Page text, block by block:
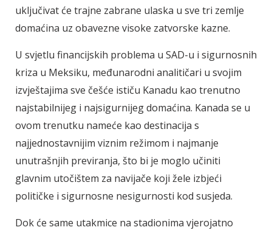
uključivat će trajne zabrane ulaska u sve tri zemlje
domaćina uz obavezne visoke zatvorske kazne.
U svjetlu financijskih problema u SAD-u i sigurnosnih
kriza u Meksiku, međunarodni analitičari u svojim
izvještajima sve češće ističu Kanadu kao trenutno
najstabilnijeg i najsigurnijeg domaćina. Kanada se u
ovom trenutku nameće kao destinacija s
najjednostavnijim viznim režimom i najmanje
unutrašnjih previranja, što bi je moglo učiniti
glavnim utočištem za navijače koji žele izbjeći
političke i sigurnosne nesigurnosti kod susjeda.
Dok će same utakmice na stadionima vjerojatno